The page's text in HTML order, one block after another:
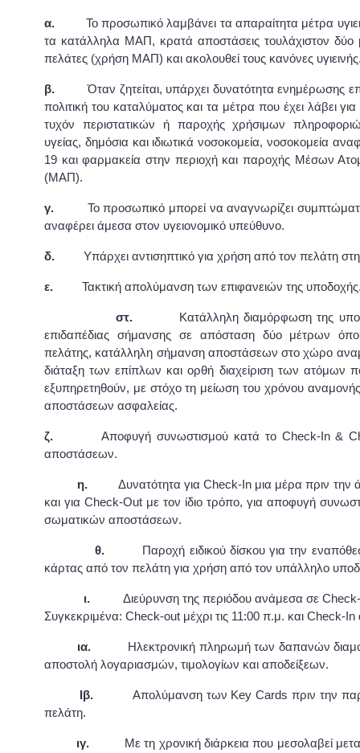
α. Το προσωπικό λαμβάνει τα απαραίτητα μέτρα
τα κατάλληλα ΜΑΠ, κρατά αποστάσεις τουλάχιστον
πελάτες (χρήση ΜΑΠ) και ακολουθεί τους κανόνες
β. Όταν ζητείται, υπάρχει δυνατότητα ενημέρωσης
πολιτική του καταλύματος και τα μέτρα που έχει λάβει
τυχόν περιστατικών ή παροχής χρήσιμων
υγείας, δημόσια και ιδιωτικά νοσοκομεία, νοσοκομεία
19 και φαρμακεία στην περιοχή και παροχής Μέσων
(ΜΑΠ).
γ. Το προσωπικό μπορεί να αναγνωρίζει
αναφέρει άμεσα στον υγειονομικό υπεύθυνο.
δ. Υπάρχει αντισηπτικό για χρήση από τον πελάτη
ε. Τακτική απολύμανση των επιφανειών της
στ. Κατάλληλη διαμόρφωση της
επιδαπέδιας σήμανσης σε απόσταση δύο μέτρων
πελάτης, κατάλληλη σήμανση αποστάσεων στο χώρο
διάταξη των επίπλων και ορθή διαχείριση των ατόμων
εξυπηρετηθούν, με στόχο τη μείωση του χρόνου αναμονής
αποστάσεων ασφαλείας.
ζ. Αποφυγή συνωστισμού κατά το Check-In &
αποστάσεων.
η. Δυνατότητα για Check-In μια μέρα πριν την
και για Check-Out με τον ίδιο τρόπο, για αποφυγή
σωματικών αποστάσεων.
θ. Παροχή ειδικού δίσκου για την
κάρτας από τον πελάτη για χρήση από τον υπάλληλο
ι. Διεύρυνση της περιόδου ανάμεσα σε
Συγκεκριμένα: Check-out μέχρι τις 11:00 π.μ. και Check-
ια. Ηλεκτρονική πληρωμή των δαπανών
αποστολή λογαριασμών, τιμολογίων και αποδείξεων.
Ιβ. Απολύμανση των Key Cards πριν την
πελάτη.
ιγ. Με τη χρονική διάρκεια που μεσολαβεί